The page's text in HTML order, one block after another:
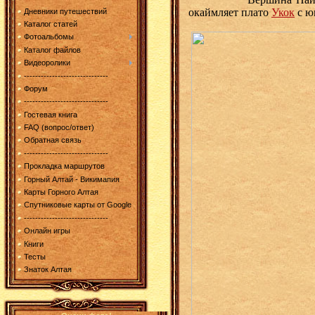
Дневники путешествий
Каталог статей
Фотоальбомы
Каталог файлов
Видеоролики
------------------------------
Форум
------------------------------
Гостевая книга
FAQ (вопрос/ответ)
Обратная связь
------------------------------
Прокладка маршрутов
Горный Алтай - Викимапия
Карты Горного Алтая
Спутниковые карты от Google
------------------------------
Онлайн игры
Книги
Тесты
Знаток Алтая
окаймляет платоУкок с